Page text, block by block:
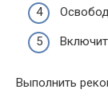
Выполнить